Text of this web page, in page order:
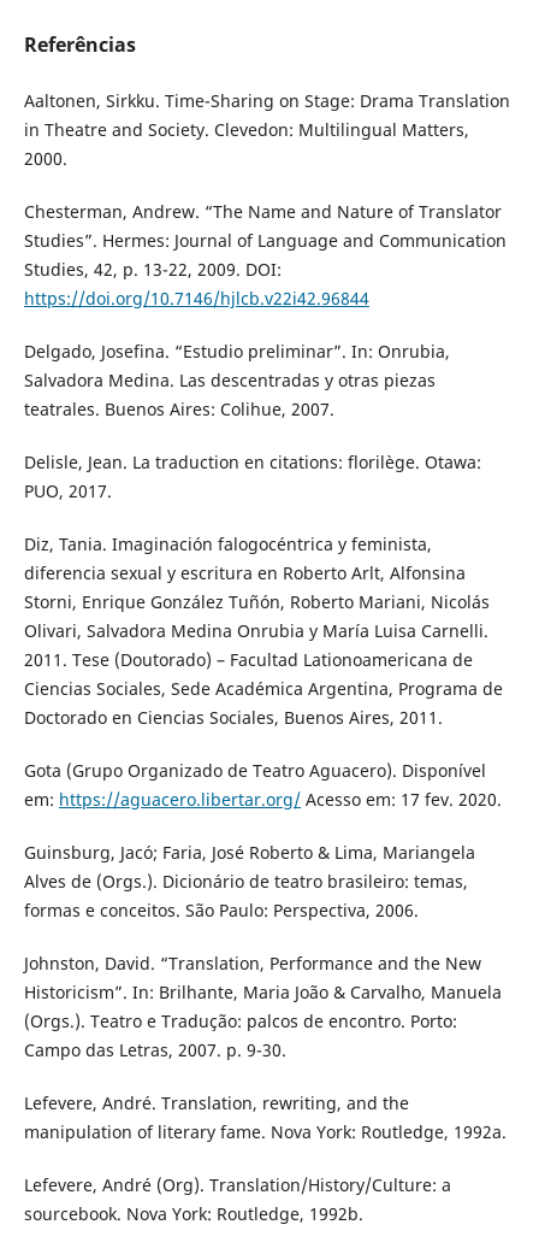
Referências
Aaltonen, Sirkku. Time-Sharing on Stage: Drama Translation
in Theatre and Society. Clevedon: Multilingual Matters,
2000.
Chesterman, Andrew. “The Name and Nature of Translator
Studies”. Hermes: Journal of Language and Communication
Studies, 42, p. 13-22, 2009. DOI:
https://doi.org/10.7146/hjlcb.v22i42.96844
Delgado, Josefina. “Estudio preliminar”. In: Onrubia,
Salvadora Medina. Las descentradas y otras piezas
teatrales. Buenos Aires: Colihue, 2007.
Delisle, Jean. La traduction en citations: florilège. Otawa:
PUO, 2017.
Diz, Tania. Imaginación falogocéntrica y feminista,
diferencia sexual y escritura en Roberto Arlt, Alfonsina
Storni, Enrique González Tuñón, Roberto Mariani, Nicolás
Olivari, Salvadora Medina Onrubia y María Luisa Carnelli.
2011. Tese (Doutorado) – Facultad Lationoamericana de
Ciencias Sociales, Sede Académica Argentina, Programa de
Doctorado en Ciencias Sociales, Buenos Aires, 2011.
Gota (Grupo Organizado de Teatro Aguacero). Disponível
em: https://aguacero.libertar.org/Acesso em: 17 fev. 2020.
Guinsburg, Jacó; Faria, José Roberto & Lima, Mariangela
Alves de (Orgs.). Dicionário de teatro brasileiro: temas,
formas e conceitos. São Paulo: Perspectiva, 2006.
Johnston, David. “Translation, Performance and the New
Historicism”. In: Brilhante, Maria João & Carvalho, Manuela
(Orgs.). Teatro e Tradução: palcos de encontro. Porto:
Campo das Letras, 2007. p. 9-30.
Lefevere, André. Translation, rewriting, and the
manipulation of literary fame. Nova York: Routledge, 1992a.
Lefevere, André (Org). Translation/History/Culture: a
sourcebook. Nova York: Routledge, 1992b.